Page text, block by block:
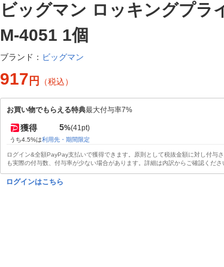
ビッグマン ロッキングプラ
M-4051 1個
ブランド： ビッグマン
917 円 （税込）
お買い物でもらえる特典最大付与率7%
獲得 5%(41pt)
うち4.5%は利用先・期間限定
ログイン&全額PayPay支払いで獲得できます。原則として税抜金額に対し付与
も実際の付与数、付与率が少ない場合があります。詳細は内訳からご確認くださ
ログインはこちら